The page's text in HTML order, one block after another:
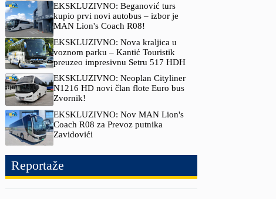
EKSKLUZIVNO: Beganović turs
kupio prvi novi autobus – izbor je
MAN Lion's Coach R08!
EKSKLUZIVNO: Nova kraljica u
voznom parku – Kantić Touristik
preuzeo impresivnu Setru 517 HDH
EKSKLUZIVNO: Neoplan Cityliner
N1216 HD novi član flote Euro bus
Zvornik!
EKSKLUZIVNO: Nov MAN Lion's
Coach R08 za Prevoz putnika
Zavidovići
Reportaže